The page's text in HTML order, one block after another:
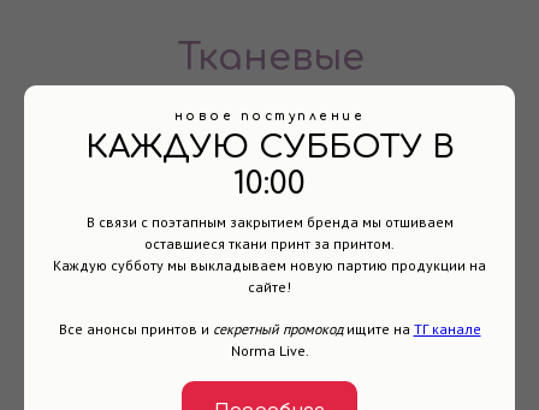
Тканевые
менструации
Ежедневные
Для подростков
новое поступление
КАЖДУЮ СУББОТУ В
10:00
В связи с поэтапным закрытием бренда мы отшиваем
оставшиеся ткани принт за принтом.
Каждую субботу мы выкладываем новую партию продукции на
сайте!
Все анонсы принтов и секретный промокодищите на ТГ канале
Norma Live.